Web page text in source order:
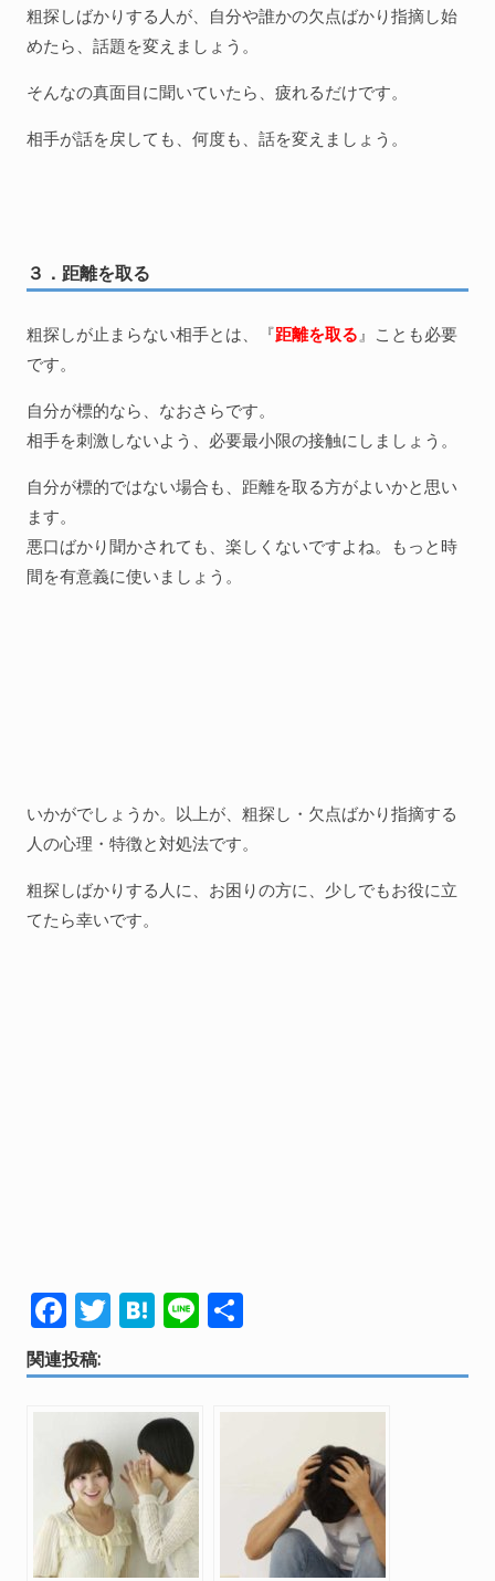
粗探しばかりする人が、自分や誰かの欠点ばかり指摘し始
めたら、話題を変えましょう。
そんなの真面目に聞いていたら、疲れるだけです。
相手が話を戻しても、何度も、話を変えましょう。
３．距離を取る
粗探しが止まらない相手とは、『距離を取る 』ことも必要
です。
自分が標的なら、なおさらです。
相手を刺激しないよう、必要最小限の接触にしましょう。
自分が標的ではない場合も、距離を取る方がよいかと思い
ます。
悪口ばかり聞かされても、楽しくないですよね。もっと時
間を有意義に使いましょう。
いかがでしょうか。以上が、粗探し・欠点ばかり指摘する
人の心理・特徴と対処法です。
粗探しばかりする人に、お困りの方に、少しでもお役に立
てたら幸いです。
F
ac
e
b
o
o
k
T
itt
er
H
e
n
a
Li
e
関連投稿: